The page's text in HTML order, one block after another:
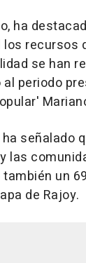
ha
los recursos
se han
periodo
señalado
las
un
de Rajoy.